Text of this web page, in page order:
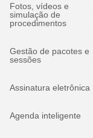
Fotos, vídeos e
simulação de
procedimentos
Gestão de pacotes e
sessões
Assinatura eletrônica
Agenda inteligente